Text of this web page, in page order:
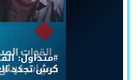
#متداول:
كرش تجدد